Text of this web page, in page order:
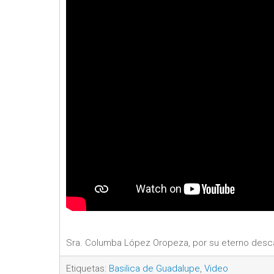
Sra. Columba López Oropeza, por su eterno
Etiquetas: Basilica de Guadalupe, Video